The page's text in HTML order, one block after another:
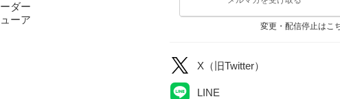
ダー
ーア
変更・配信停止はこ
X（旧Twitter）
LINE